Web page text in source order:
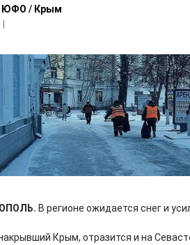
ЮФО / Крым
В регионе ожидается снег и
Крым, отразится и на